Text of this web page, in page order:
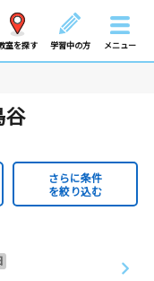
室を探す 学習中の方 メニュー
谷
さらに条件
を絞り込む